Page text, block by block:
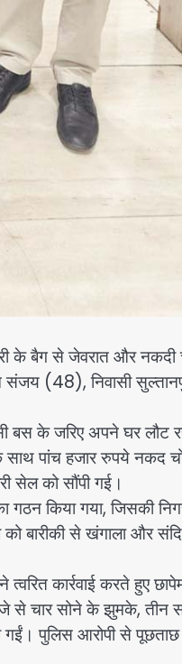
के बैग से जेवरात और नकदी
संजय (48), निवासी
बस के जरिए अपने घर लौट
पांच हजार रुपये नकद
सेल को सौंपी गई।
किया गया, जिसकी
बारीकी से खंगाला और
कार्रवाई करते हुए
से चार सोने के झुमके, तीन
गईं। पुलिस आरोपी से